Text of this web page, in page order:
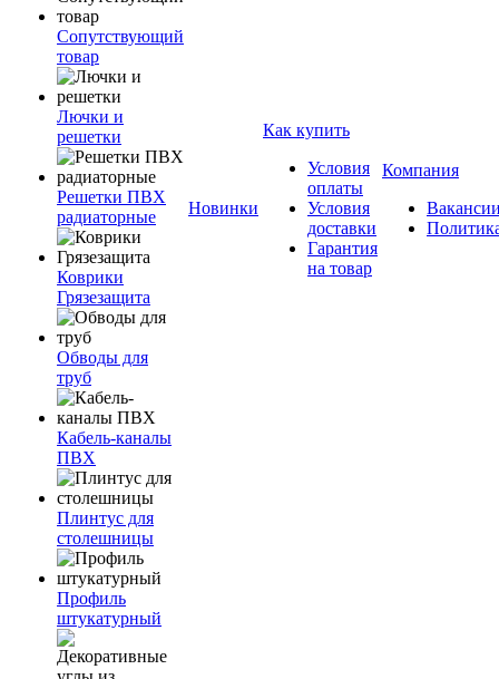
Сопутствующий
товар
Лючки и
решетки
Решетки ПВХ
радиаторные
Коврики
Грязезащита
Обводы для
труб
Кабель-каналы
ПВХ
Плинтус для
столешницы
Профиль
штукатурный
Новинки
Как купить
Условия
оплаты
Условия
доставки
Гарантия
на товар
Компания